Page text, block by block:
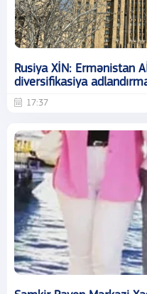
Rusiya XİN: Ermənistan
diversifikasiya
17:37